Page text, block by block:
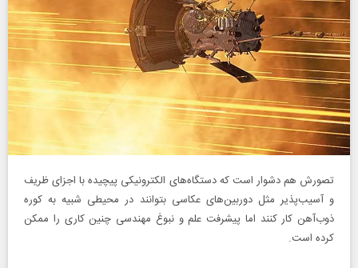
تصورش هم دشوار است که دستگاه‌های‌ الکترونیکی پیچیده‌ با اجزای ظریف
و آسیب‌پذیر مثل دوربین‌های عکاسی بتوانند در محیطی شبیه به کوره
ذوب‌آهن کار کنند اما پیشرفت علم و نبوغ مهندسی چنین کاری را ممکن
کرده است.